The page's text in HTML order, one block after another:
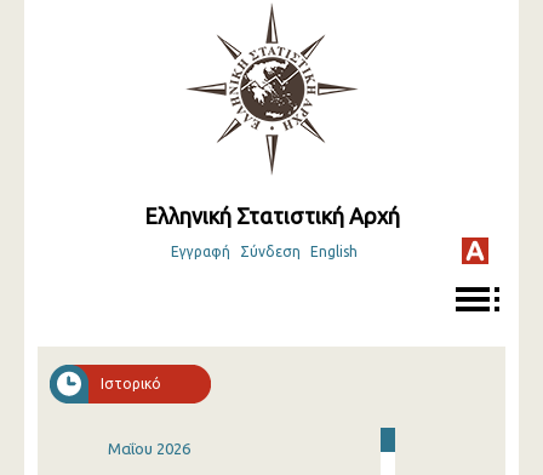
Ελληνική Στατιστική Αρχή
Εγγραφή Σύνδεση English
Ιστορικό
Μαΐου 2026